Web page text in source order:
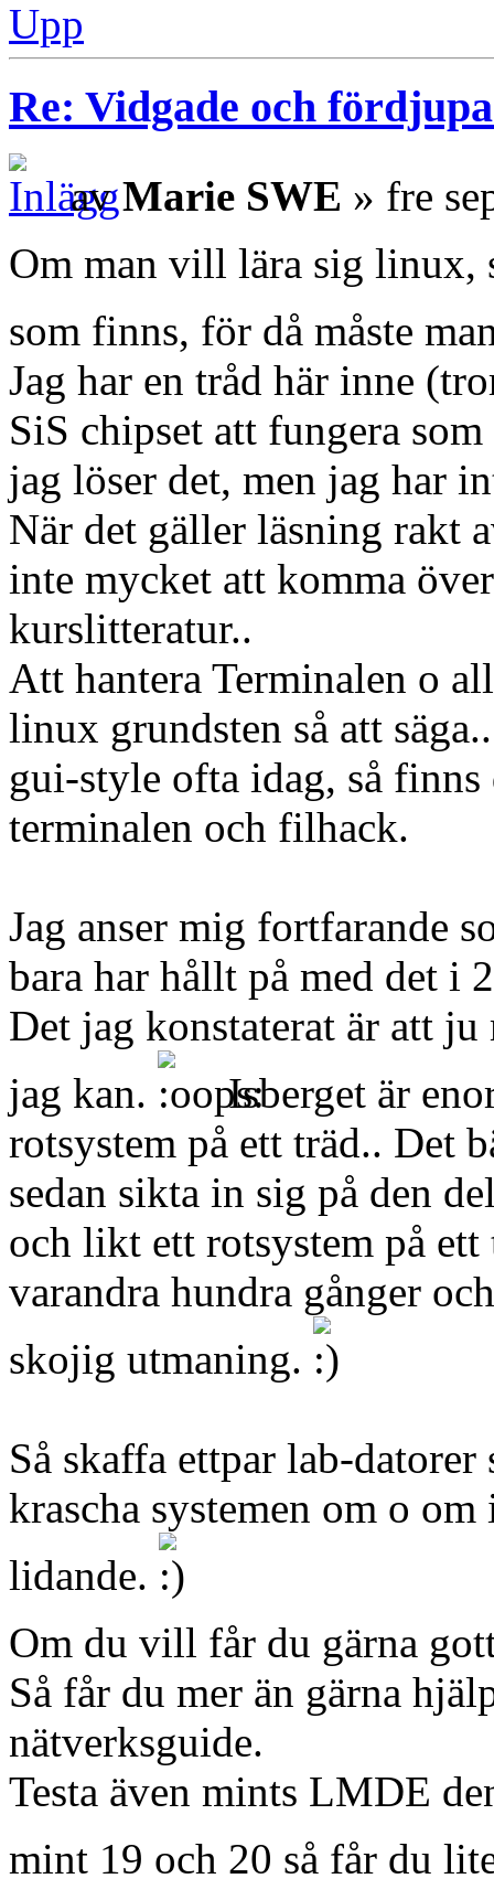
Upp
Re: Vidgade och
avMarie SWE » fre
Om man vill lära sig linux,
som finns, för då måste
Jag har en tråd här inne
SiS chipset att fungera
jag löser det, men jag har
När det gäller läsning rakt
inte mycket att komma
kurslitteratur..
Att hantera Terminalen o
linux grundsten så att
gui-style ofta idag, så finns
terminalen och filhack.
Jag anser mig fortfarande
bara har hållt på med det i
Det jag konstaterat är att
jag kan.
Isberget är
rotsystem på ett träd.. Det
sedan sikta in sig på den
och likt ett rotsystem på
varandra hundra gånger
skojig utmaning.
Så skaffa ettpar lab-
krascha systemen om o
lidande.
Om du vill får du gärna
Så får du mer än gärna
nätverksguide.
Testa även mints LMDE
mint 19 och 20 så får du